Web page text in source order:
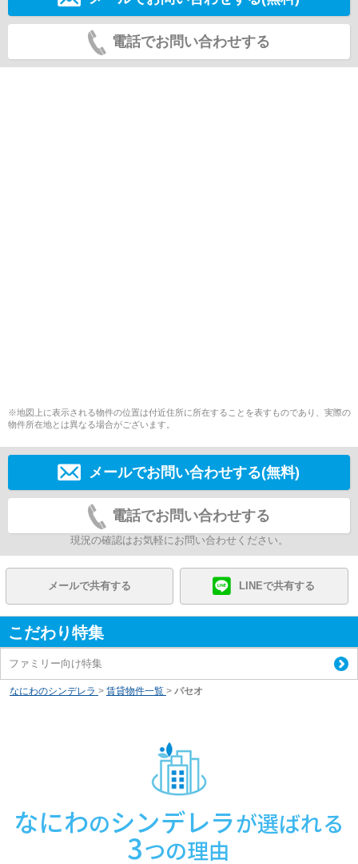
電話でお問い合わせする
※地図上に表示される物件の位置は付近住所に所在することを表すものであり、実際の
物件所在地とは異なる場合がございます。
メールでお問い合わせする(無料)
電話でお問い合わせする
現況の確認はお気軽にお問い合わせください。
メールで共有する LINEで共有する
こだわり特集
ファミリー向け特集
なにわのシンデレラ > 賃貸物件一覧 > パセオ
なにわのシンデレラが選ばれる
3つの理由